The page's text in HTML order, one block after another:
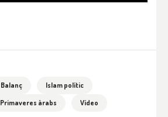
Balanç
Islam polític
Primaveres àrabs Vídeo